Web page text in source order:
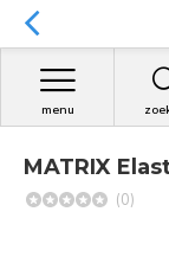
menu
MATRIX
(0)